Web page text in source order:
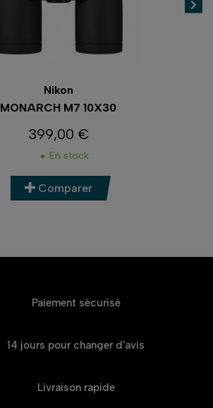
Nikon
MONARCH M7 10X30
Prix
399,00 €
En stock
Comparer
Paiement sécurisé
14 jours pour changer d'avis
Livraison rapide